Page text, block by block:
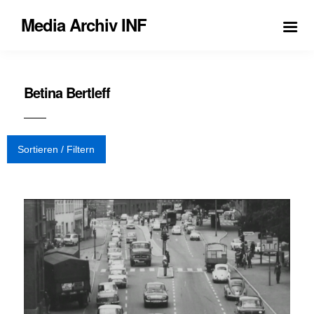
Media Archiv INF
Betina Bertleff
Sortieren / Filtern